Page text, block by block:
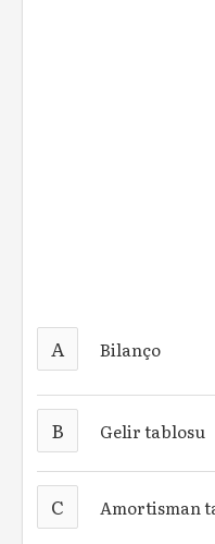
A Bilanço
B Gelir tablosu
C Amortisman